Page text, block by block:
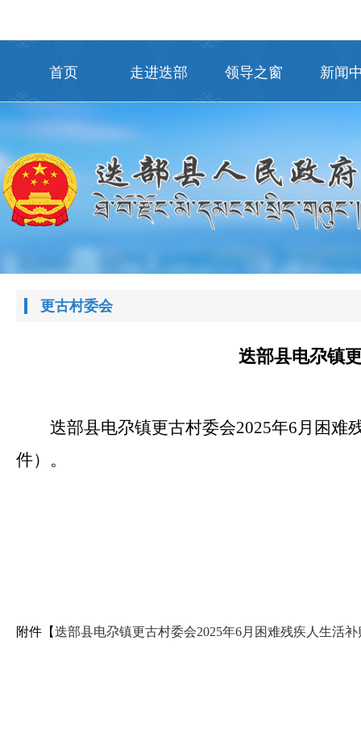
首页 走进迭部 领导之窗 新闻
更古村委会
迭部县电尕镇
迭部县电尕镇更古村委会2025年6月困难
件）。
附件【迭部县电尕镇更古村委会2025年6月困难残疾人生活